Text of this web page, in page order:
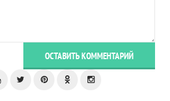
ОСТАВИТЬ КОММЕНТАРИЙ